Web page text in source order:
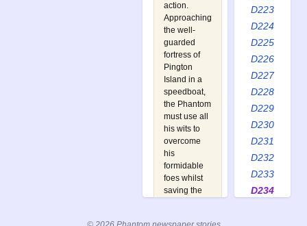
action.
Approaching
the well-
guarded
fortress of
Pington
Island in a
speedboat,
the Phantom
must use all
his wits to
overcome
his
formidable
foes whilst
saving the
D223
D224
D225
D226
D227
D228
D229
D230
D231
D232
D233
D234